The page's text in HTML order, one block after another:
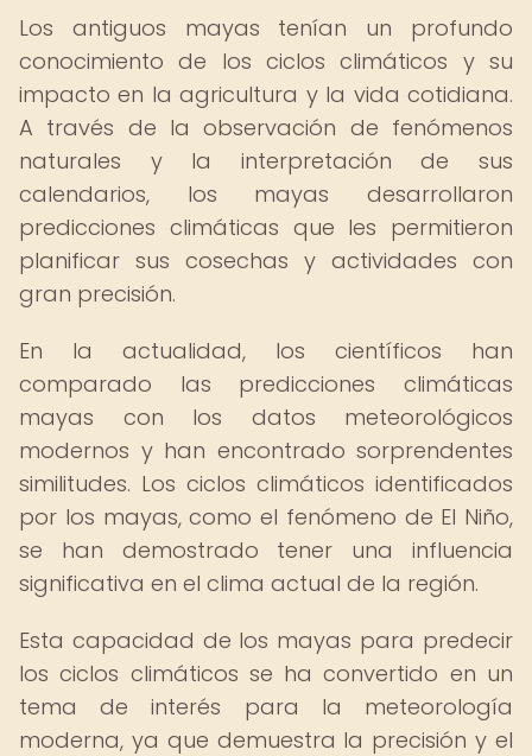
Los antiguos mayas tenían un profundo
conocimiento de los ciclos climáticos y su
impacto en la agricultura y la vida cotidiana.
A través de la observación de fenómenos
naturales y la interpretación de sus
calendarios, los mayas desarrollaron
predicciones climáticas que les permitieron
planificar sus cosechas y actividades con
gran precisión.
En la actualidad, los científicos han
comparado las predicciones climáticas
mayas con los datos meteorológicos
modernos y han encontrado sorprendentes
similitudes. Los ciclos climáticos identificados
por los mayas, como el fenómeno de El Niño,
se han demostrado tener una influencia
significativa en el clima actual de la región.
Esta capacidad de los mayas para predecir
los ciclos climáticos se ha convertido en un
tema de interés para la meteorología
moderna, ya que demuestra la precisión y el